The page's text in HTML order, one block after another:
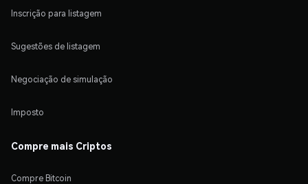
Inscrição para listagem
Sugestões de listagem
Negociação de simulação
Imposto
Compre mais Criptos
Compre Bitcoin